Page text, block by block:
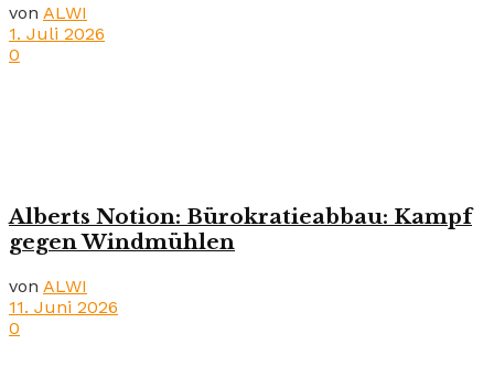
von ALWI
1. Juli 2026
0
Alberts Notion: Bürokratieabbau: Kampf
gegen Windmühlen
von ALWI
11. Juni 2026
0